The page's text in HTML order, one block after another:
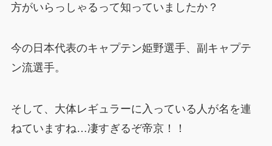
方がいらっしゃるって知っていましたか？
今の日本代表のキャプテン姫野選手、副キャプテ
ン流選手。
そして、大体レギュラーに入っている人が名を連
ねていますね…凄すぎるぞ帝京！！